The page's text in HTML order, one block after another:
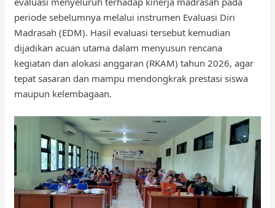
periode sebelumnya melalui instrumen Evaluasi Diri
Madrasah (EDM). Hasil evaluasi tersebut kemudian
dijadikan acuan utama dalam menyusun rencana
kegiatan dan alokasi anggaran (RKAM) tahun 2026, agar
tepat sasaran dan mampu mendongkrak prestasi siswa
maupun kelembagaan.